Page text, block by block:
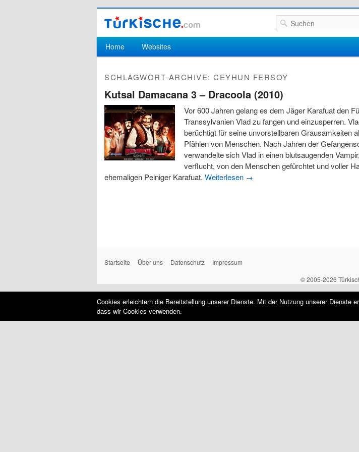
Suchen
Hauptmenü
Zum Inhalt wechseln
Zum sekundären Inhalt wechseln
Home Websites
SCHLAGWORT-ARCHIVE: CEYHUN FERSOY
Kutsal Damacana 3 – Dracoola (2010)
Vor 600 Jahren gelang es dem Jäger Karafuat den
Transsylvanien Vlad zu fangen und einzusperren.
berüchtigt für seine unvorstellbaren Grausamkeiten
Pfählen von Menschen. Nach Jahren der
verwandelte sich Vlad in einen blutsaugenden
verflucht, von den Menschen gefürchtet und voller
ehemaligen Peiniger Karafuat. Weiterlesen →
Startseite Über uns Datenschutz Impressum
© 2005-2026
Cookies erleichtern die Bereitstellung unserer Dienste. Mit der Nutzung unserer Dienste
dass wir Cookies verwenden.